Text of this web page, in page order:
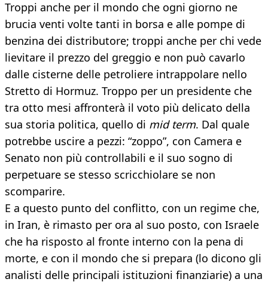
Troppi anche per il mondo che ogni giorno ne
brucia venti volte tanti in borsa e alle pompe di
benzina dei distributore; troppi anche per chi vede
lievitare il prezzo del greggio e non può cavarlo
dalle cisterne delle petroliere intrappolare nello
Stretto di Hormuz. Troppo per un presidente che
tra otto mesi affronterà il voto più delicato della
sua storia politica, quello di mid term. Dal quale
potrebbe uscire a pezzi: “zoppo”, con Camera e
Senato non più controllabili e il suo sogno di
perpetuare se stesso scricchiolare se non
scomparire.
E a questo punto del conflitto, con un regime che,
in Iran, è rimasto per ora al suo posto, con Israele
che ha risposto al fronte interno con la pena di
morte, e con il mondo che si prepara (lo dicono gli
analisti delle principali istituzioni finanziarie) a una